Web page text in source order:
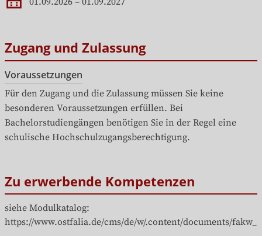
Zugang und Zulassung
Voraussetzungen
Für den Zugang und die Zulassung müssen Sie keine
besonderen Voraussetzungen erfüllen. Bei
Bachelorstudiengängen benötigen Sie in der Regel eine
schulische Hochschulzugangsberechtigung.
Zu erwerbende Kompetenzen
siehe Modulkatalog:
https://www.ostfalia.de/cms/de/w/.content/documents/